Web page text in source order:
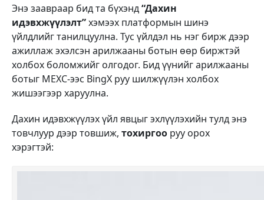
Энэ заавраар бид та бүхэнд“Дахин
идэвхжүүлэлт”хэмээх платформын шинэ
үйлдлийг танилцуулна. Тус үйлдэл нь нэг бирж дээр
ажиллаж эхэлсэн арилжааны ботын өөр биржтэй
холбох боломжийг олгодог. Бид үүнийг арилжааны
ботыг MEXC-ээс BingX руу шилжүүлэн холбох
жишээгээр харуулна.
Дахин идэвхжүүлэх үйл явцыг эхлүүлэхийн тулд энэ
товчлуур дээр товшиж, тохиргоо руу орох
хэрэгтэй: